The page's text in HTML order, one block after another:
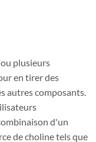
plusieurs
en tirer des
autres composants.
d'un
de choline tels que